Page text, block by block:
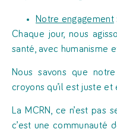
Notre engagement:
Chaque jour, nous
santé, avec
Nous savons que
croyons qu’il est juste et
La MCRN, ce n’est pas
c’est une communauté